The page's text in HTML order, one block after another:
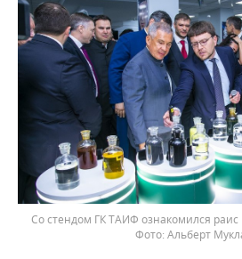
Со стендом ГК ТАИФ ознакомился
Альберт